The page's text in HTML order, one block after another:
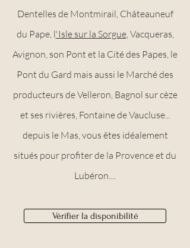
Dentelles de Montmirail, Châteauneuf
du Pape, l'Isle sur la Sorgue, Vacqueras,
Avignon, son Pont et la Cité des Papes, le
Pont du Gard mais aussi le Marché des
producteurs de Velleron, Bagnol sur cèze
et ses rivières, Fontaine de Vaucluse...
depuis le Mas, vous êtes idéalement
situés pour profiter de la Provence et du
Lubéron....
Vérifier la disponibilité